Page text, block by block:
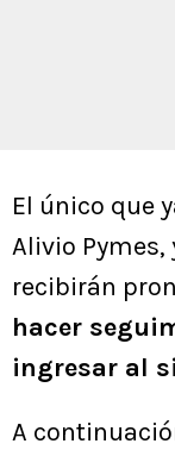
El único que
Alivio
recibirán
hacer
ingresar al
A